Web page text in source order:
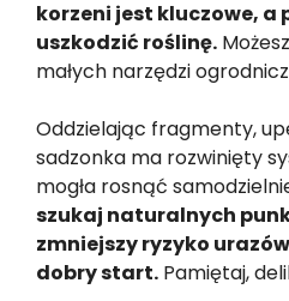
korzeni jest kluczowe, a
uszkodzić roślinę.
małych narzędzi
Oddzielając fragmenty,
sadzonka ma rozwinięty
mogła rosnąć
szukaj naturalnych
zmniejszy ryzyko
dobry start. Pamiętaj,